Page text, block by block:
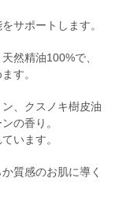
サポートします。
然精油100%で、
す。
、クスノキ樹皮油
の香り。
います。
質感のお肌に導く